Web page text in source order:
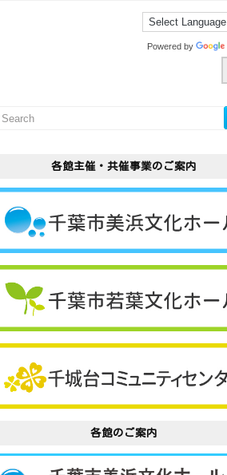
Powered by
各館主催・共催事業のご案内
各館のご案内